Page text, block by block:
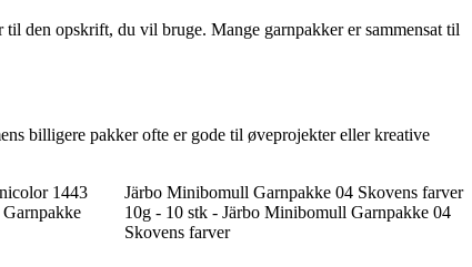
den opskrift, du vil bruge. Mange garnpakker er sammensat til
billigere pakker ofte er gode til øveprojekter eller kreative
1443
Järbo Minibomull Garnpakke 04 Skovens farver
10g - 10 stk - Järbo Minibomull Garnpakke 04
Skovens farver